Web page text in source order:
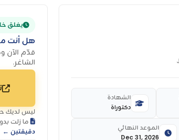
دكتوراة
الشهادة
Dec 31, 2026
الموعد النهائي
يغلق خلال
هل أنت
قدّم الآن
الشاغر.
ليس لديك
ما زلت
دقيقتين ←